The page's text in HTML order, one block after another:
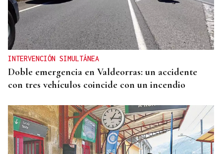
INTERVENCIÓN SIMULTÁNEA
Doble emergencia en Valdeorras: un accidente
con tres vehículos coincide con un incendio